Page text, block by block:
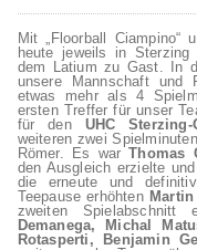
Mit „Floorball Ciampino“
heute jeweils in
dem Latium zu Gast. In
unsere Mannschaft und
etwas mehr als 4
ersten Treffer für unser
für den UHC Sterzing-
weiteren zwei
Römer. Es warThomas
den Ausgleich erzielte und
die erneute und
Teepause erhöhten
zweiten
Demanega, Michal
Rotasperti, Benjamin